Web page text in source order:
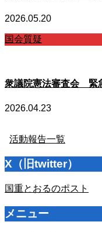
2026.05.20
国会質疑
衆議院憲法審査会 緊
2026.04.23
活動報告一覧
X（旧twitter）
国重とおるのポスト
メニュー